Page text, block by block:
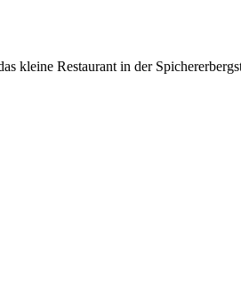
kleine Restaurant in der